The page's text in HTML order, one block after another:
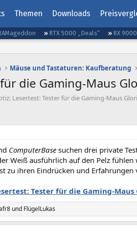
Themen Downloads
RTX 5000 „Deals“ RX
Mäuse und Tastaturen: Kaufberatung
die Gaming-Maus
Lesertest: Tester für die Gaming-Maus
ComputerBase suchen drei private
Weiß ausführlich auf den Pelz
zu ihren Eindrücken und
Tester für die Gaming-
und FlügelLukas